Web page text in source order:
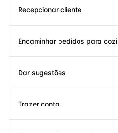
Recepcionar cliente
Encaminhar pedidos para
Dar sugestões
Trazer conta